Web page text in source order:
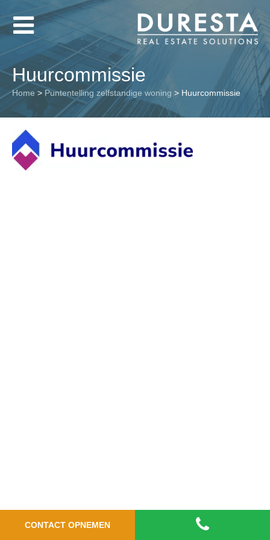
CONTACT OPNEMEN
Huurcommissie
Home > Puntentelling zelfstandige woning > Huurcommissie